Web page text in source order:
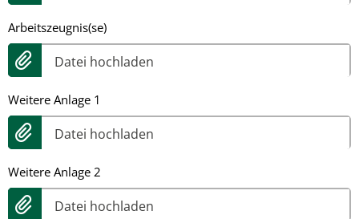
Arbeitszeugnis(se)
Datei hochladen
Weitere Anlage 1
Datei hochladen
Weitere Anlage 2
Datei hochladen